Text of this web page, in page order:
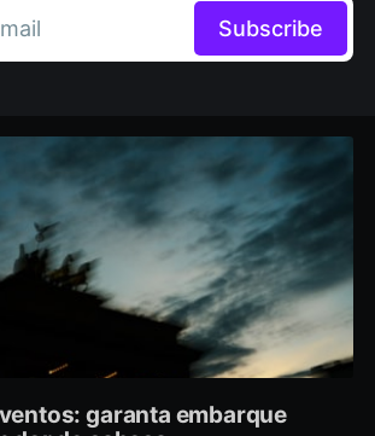
Subscribe
garanta embarque